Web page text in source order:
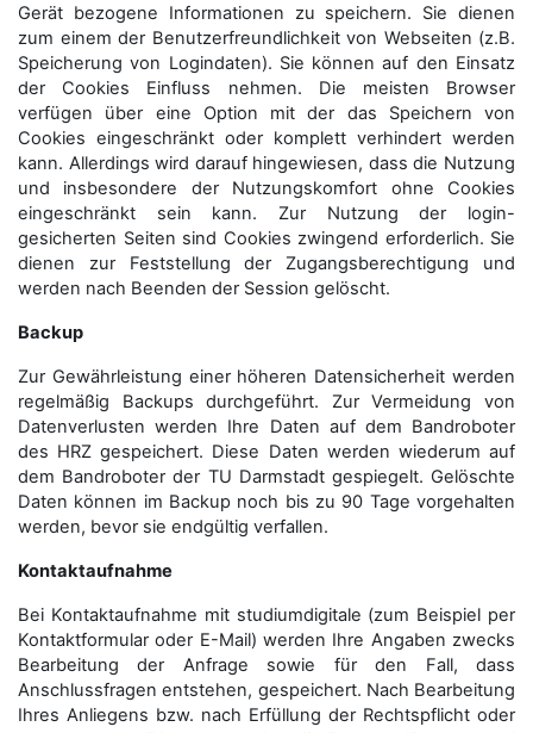
Gerät bezogene Informationen zu speichern. Sie dienen
zum einem der Benutzerfreundlichkeit von Webseiten (z.B.
Speicherung von Logindaten). Sie können auf den Einsatz
der Cookies Einfluss nehmen. Die meisten Browser
verfügen über eine Option mit der das Speichern von
Cookies eingeschränkt oder komplett verhindert werden
kann. Allerdings wird darauf hingewiesen, dass die Nutzung
und insbesondere der Nutzungskomfort ohne Cookies
eingeschränkt sein kann. Zur Nutzung der login-
gesicherten Seiten sind Cookies zwingend erforderlich. Sie
dienen zur Feststellung der Zugangs­berechtigung und
werden nach Beenden der Session gelöscht.
Backup
Zur Gewährleistung einer höheren Datensicherheit werden
regelmäßig Backups durchgeführt. Zur Vermeidung von
Datenverlusten werden Ihre Daten auf dem Bandroboter
des HRZ gespeichert. Diese Daten werden wiederum auf
dem Bandroboter der TU Darmstadt gespiegelt. Gelöschte
Daten können im Backup noch bis zu 90 Tage vorgehalten
werden, bevor sie endgültig verfallen.
Kontaktaufnahme
Bei Kontaktaufnahme mit studiumdigitale (zum Beispiel per
Kontaktformular oder E-Mail) werden Ihre Angaben zwecks
Bearbeitung der Anfrage sowie für den Fall, dass
Anschluss­fragen entstehen, gespeichert. Nach Bearbeitung
Ihres Anliegens bzw. nach Erfüllung der Rechtspflicht oder